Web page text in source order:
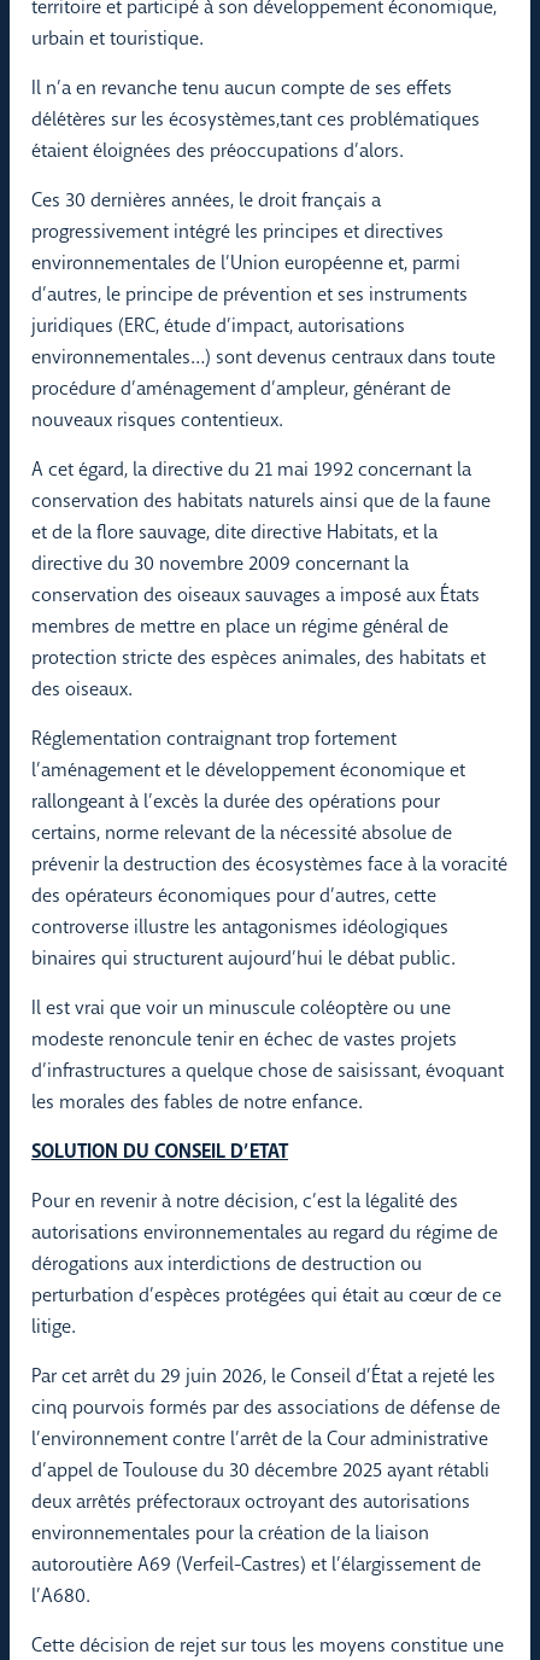
territoire et participé à son développement économique,
urbain et touristique.
Il n’a en revanche tenu aucun compte de ses effets
délétères sur les écosystèmes,tant ces problématiques
étaient éloignées des préoccupations d’alors.
Ces 30 dernières années, le droit français a
progressivement intégré les principes et directives
environnementales de l’Union européenne et, parmi
d’autres, le principe de prévention et ses instruments
juridiques (ERC, étude d’impact, autorisations
environnementales…) sont devenus centraux dans toute
procédure d’aménagement d’ampleur, générant de
nouveaux risques contentieux.
A cet égard, la directive du 21 mai 1992 concernant la
conservation des habitats naturels ainsi que de la faune
et de la flore sauvage, dite directive Habitats, et la
directive du 30 novembre 2009 concernant la
conservation des oiseaux sauvages a imposé aux États
membres de mettre en place un régime général de
protection stricte des espèces animales, des habitats et
des oiseaux.
Réglementation contraignant trop fortement
l’aménagement et le développement économique et
rallongeant à l’excès la durée des opérations pour
certains, norme relevant de la nécessité absolue de
prévenir la destruction des écosystèmes face à la voracité
des opérateurs économiques pour d’autres, cette
controverse illustre les antagonismes idéologiques
binaires qui structurent aujourd’hui le débat public.
Il est vrai que voir un minuscule coléoptère ou une
modeste renoncule tenir en échec de vastes projets
d’infrastructures a quelque chose de saisissant, évoquant
les morales des fables de notre enfance.
SOLUTION DU CONSEIL D’ETAT
Pour en revenir à notre décision, c’est la légalité des
autorisations environnementales au regard du régime de
dérogations aux interdictions de destruction ou
perturbation d’espèces protégées qui était au cœur de ce
litige.
Par cet arrêt du 29 juin 2026, le Conseil d’État a rejeté les
cinq pourvois formés par des associations de défense de
l’environnement contre l’arrêt de la Cour administrative
d’appel de Toulouse du 30 décembre 2025 ayant rétabli
deux arrêtés préfectoraux octroyant des autorisations
environnementales pour la création de la liaison
autoroutière A69 (Verfeil-Castres) et l’élargissement de
l’A680.
Cette décision de rejet sur tous les moyens constitue une